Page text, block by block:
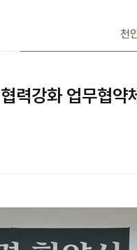
천
력강화 업무협약